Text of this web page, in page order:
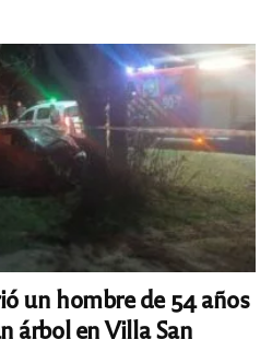
un hombre de 54 años
árbol en Villa San